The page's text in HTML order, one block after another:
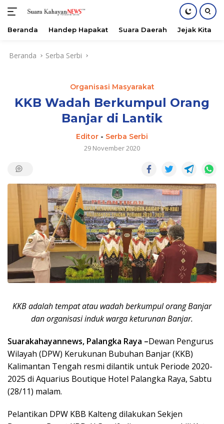
Beranda Handep Hapakat Suara Daerah Jejak Kita
Beranda Serba Serbi
Organisasi Masyarakat
KKB Wadah Berkumpul Orang
Banjar di Lantik
Editor - Serba Serbi
29 November 2020
KKB adalah tempat atau wadah berkumpul orang Banjar
dan organisasi induk warga keturunan Banjar.
Suarakahayannews, Palangka Raya –Dewan Pengurus
Wilayah (DPW) Kerukunan Bubuhan Banjar (KKB)
Kalimantan Tengah resmi dilantik untuk Periode 2020-
2025 di Aquarius Boutique Hotel Palangka Raya, Sabtu
(28/11) malam.
Pelantikan DPW KBB Kalteng dilakukan Sekjen